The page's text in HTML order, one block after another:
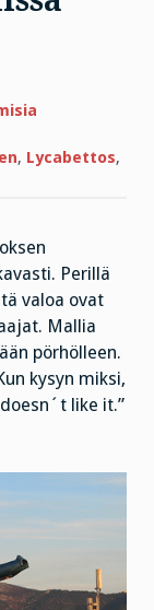
, Lycabettos,
Perillä
valoa ovat
Mallia
pörhölleen.
kysyn miksi,
like it.”